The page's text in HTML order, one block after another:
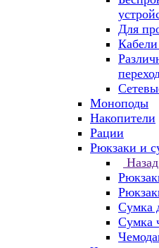
Для
Моноподы
Накопители
Рации
Рюкзаки и
Назад
Сумка
Сумка